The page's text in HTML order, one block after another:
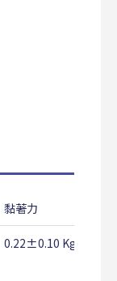
黏著力
0.22±0.10 Kg/18mm